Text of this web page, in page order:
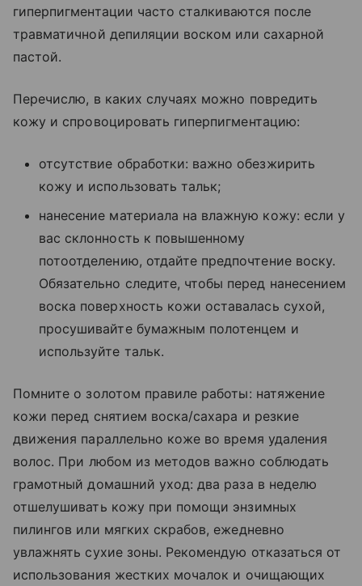
гиперпигментации часто сталкиваются после
травматичной депиляции воском или сахарной
пастой.
Перечислю, в каких случаях можно повредить
кожу и спровоцировать гиперпигментацию:
отсутствие обработки: важно обезжирить
кожу и использовать тальк;
нанесение материала на влажную кожу: если у
вас склонность к повышенному
потоотделению, отдайте предпочтение воску.
Обязательно следите, чтобы перед нанесением
воска поверхность кожи оставалась сухой,
просушивайте бумажным полотенцем и
используйте тальк.
Помните о золотом правиле работы: натяжение
кожи перед снятием воска/сахара и резкие
движения параллельно коже во время удаления
волос. При любом из методов важно соблюдать
грамотный домашний уход: два раза в неделю
отшелушивать кожу при помощи энзимных
пилингов или мягких скрабов, ежедневно
увлажнять сухие зоны. Рекомендую отказаться от
использования жестких мочалок и очищающих